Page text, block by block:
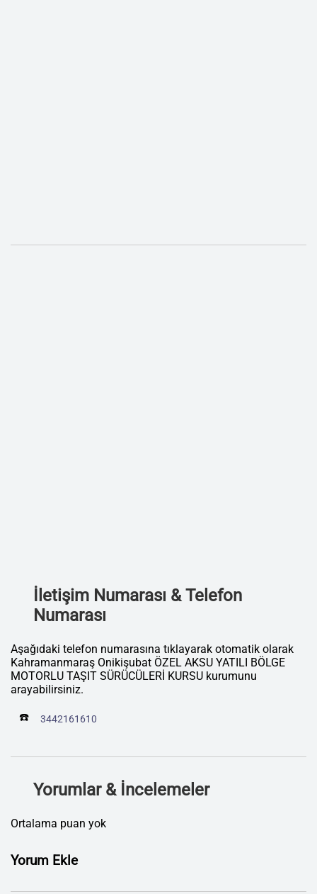
İletişim Numarası & Telefon
Numarası
Aşağıdaki telefon numarasına tıklayarak otomatik olarak
Kahramanmaraş Onikişubat ÖZEL AKSU YATILI BÖLGE
MOTORLU TAŞIT SÜRÜCÜLERİ KURSU kurumunu
arayabilirsiniz.
☎️ 3442161610
Yorumlar & İncelemeler
Ortalama puan yok
Yorum Ekle